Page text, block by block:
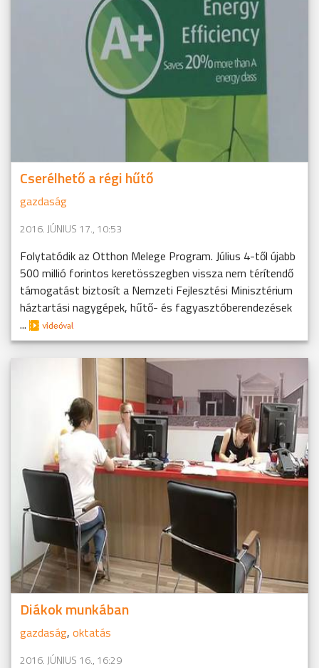
Cserélhető a régi hűtő
gazdaság
2016. JÚNIUS 17., 10:53
Folytatódik az Otthon Melege Program. Július 4-től újabb
500 millió forintos keretösszegben vissza nem térítendő
támogatást biztosít a Nemzeti Fejlesztési Minisztérium
háztartási nagygépek, hűtő- és fagyasztóberendezések
...
Diákok munkában
gazdaság, oktatás
2016. JÚNIUS 16., 16:29